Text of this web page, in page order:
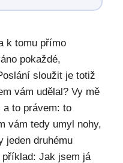
k tomu přímo
pokaždé,
sloužit je totiž
vám udělal? Vy mě
a to právem: to
vám tedy umyl nohy,
jeden druhému
Jak jsem já